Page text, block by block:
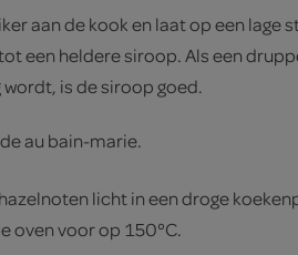
aan de kook en laat op een lage
een heldere siroop. Als een
is de siroop goed.
au bain-marie.
licht in een droge
oven voor op 150°C.